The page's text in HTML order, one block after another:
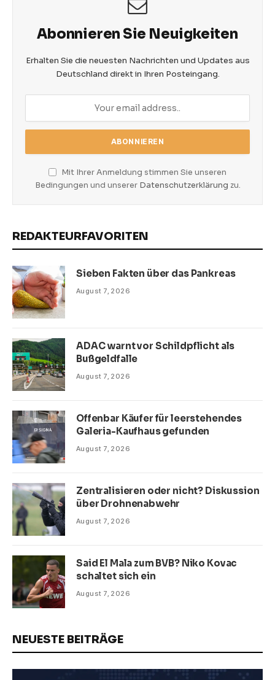
Abonnieren Sie Neuigkeiten
Erhalten Sie die neuesten Nachrichten und Updates aus
Deutschland direkt in Ihren Posteingang.
Mit Ihrer Anmeldung stimmen Sie unseren
Bedingungen und unserer Datenschutzerklärung zu.
REDAKTEURFAVORITEN
Sieben Fakten über das Pankreas
August 7, 2026
ADAC warnt vor Schildpflicht als
Bußgeldfalle
August 7, 2026
Offenbar Käufer für leerstehendes
Galeria-Kaufhaus gefunden
August 7, 2026
Zentralisieren oder nicht? Diskussion
über Drohnenabwehr
August 7, 2026
Said El Mala zum BVB? Niko Kovac
schaltet sich ein
August 7, 2026
NEUESTE BEITRÄGE